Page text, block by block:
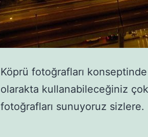
Köprü fotoğrafları
olarakta kullanabileceğiniz
fotoğrafları sunuyoruz sizlere.